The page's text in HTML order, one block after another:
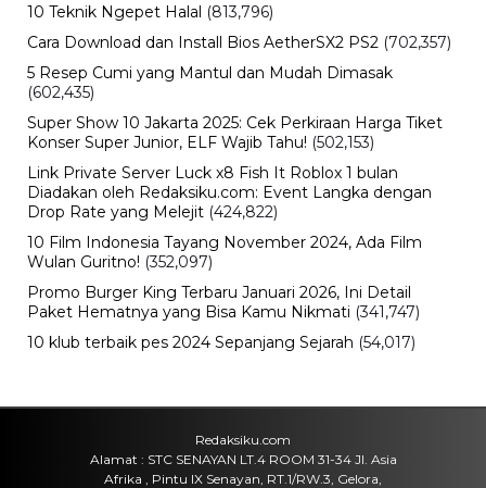
10 Teknik Ngepet Halal (813,796)
Cara Download dan Install Bios AetherSX2 PS2 (702,357)
5 Resep Cumi yang Mantul dan Mudah Dimasak
(602,435)
Super Show 10 Jakarta 2025: Cek Perkiraan Harga Tiket
Konser Super Junior, ELF Wajib Tahu! (502,153)
Link Private Server Luck x8 Fish It Roblox 1 bulan
Diadakan oleh Redaksiku.com: Event Langka dengan
Drop Rate yang Melejit (424,822)
10 Film Indonesia Tayang November 2024, Ada Film
Wulan Guritno! (352,097)
Promo Burger King Terbaru Januari 2026, Ini Detail
Paket Hematnya yang Bisa Kamu Nikmati (341,747)
10 klub terbaik pes 2024 Sepanjang Sejarah (54,017)
Redaksiku.com
Alamat : STC SENAYAN LT.4 ROOM 31-34 Jl. Asia
Afrika , Pintu IX Senayan, RT.1/RW.3, Gelora,